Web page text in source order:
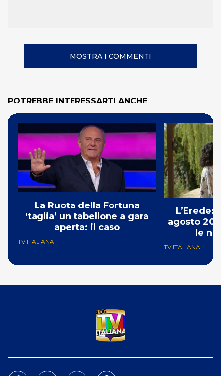
MOSTRA I COMMENTI
POTREBBE INTERESSARTI ANCHE
La Ruota della Fortuna
‘taglia’ un tabellone a gara
aperta: il caso
TV ITALIANA
L’Erede:
agosto
le
TV ITALIANA